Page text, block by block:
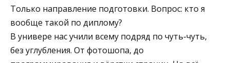
Только направление подготовки. Вопрос: кто я
вообще такой по диплому?
В универе нас учили всему подряд по чуть-чуть,
без углубления. От фотошопа, до